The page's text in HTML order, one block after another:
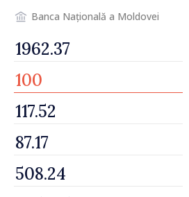
Banca Națională a Moldovei